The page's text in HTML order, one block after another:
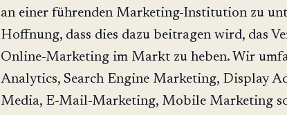
an einer führenden Marketing-Institution zu
Hoffnung, dass dies dazu beitragen wird, das
Online-Marketing im Markt zu heben. Wir
Analytics, Search Engine Marketing, Display
Media, E-Mail-Marketing, Mobile Marketing